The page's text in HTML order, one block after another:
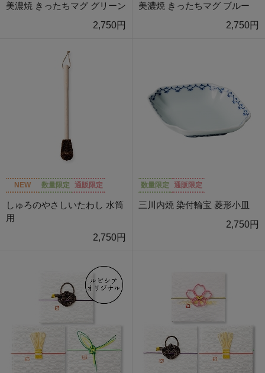
美濃焼 きったちマグ グリーン
2,750円
美濃焼 きったちマグ ブルー
2,750円
NEW 数量限定 通販限定
しゅろのやさしいたわし 水筒
用
2,750円
数量限定 通販限定
三川内焼 染付輪宝 菱形小皿
2,750円